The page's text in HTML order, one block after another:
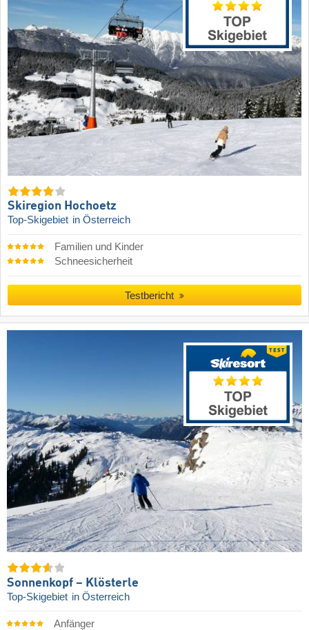
Skiregion Hochoetz
Top-Skigebiet in Österreich
Familien und Kinder
Schneesicherheit
Testbericht
Sonnenkopf – Klösterle
Top-Skigebiet in Österreich
Anfänger